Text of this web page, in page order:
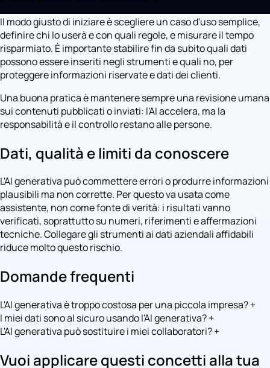
Il modo giusto di iniziare è scegliere un caso d'uso semplice,
definire chi lo userà e con quali regole, e misurare il tempo
risparmiato. È importante stabilire fin da subito quali dati
possono essere inseriti negli strumenti e quali no, per
proteggere informazioni riservate e dati dei clienti.
Una buona pratica è mantenere sempre una revisione umana
sui contenuti pubblicati o inviati: l'AI accelera, ma la
responsabilità e il controllo restano alle persone.
Dati, qualità e limiti da conoscere
L'AI generativa può commettere errori o produrre informazioni
plausibili ma non corrette. Per questo va usata come
assistente, non come fonte di verità: i risultati vanno
verificati, soprattutto su numeri, riferimenti e affermazioni
tecniche. Collegare gli strumenti ai dati aziendali affidabili
riduce molto questo rischio.
Domande frequenti
L'AI generativa è troppo costosa per una piccola impresa?+
I miei dati sono al sicuro usando l'AI generativa?+
L'AI generativa può sostituire i miei collaboratori?+
Vuoi applicare questi concetti alla tua